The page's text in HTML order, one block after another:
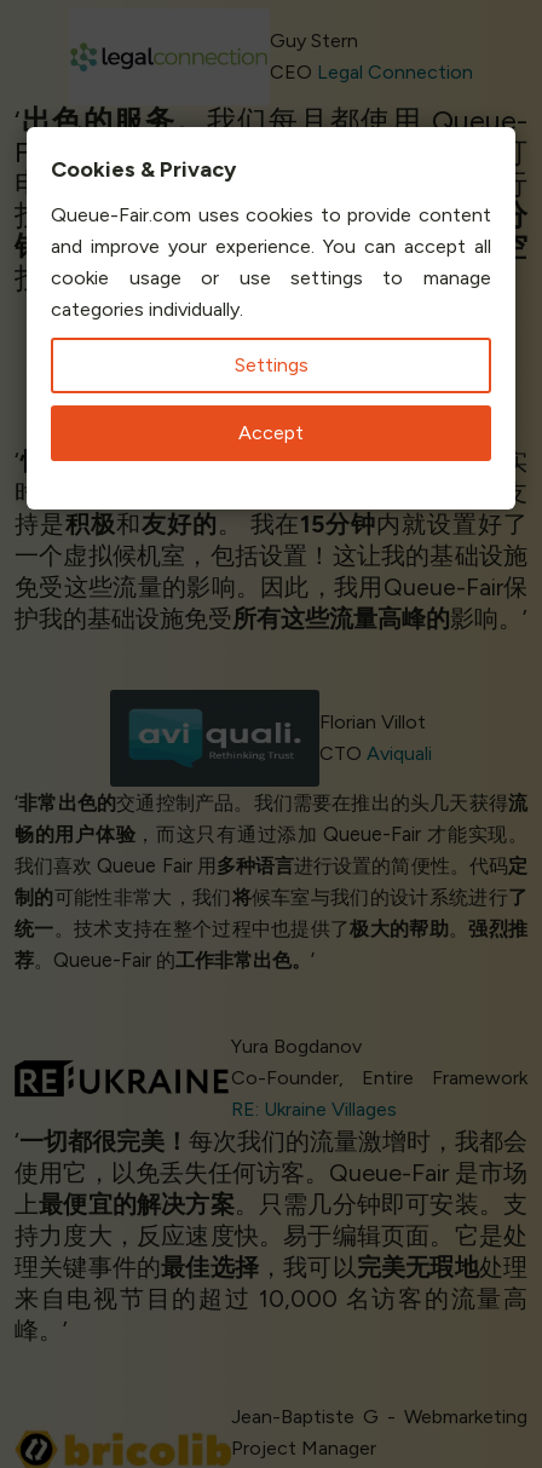
Guy Stern
CEO Legal Connection
‘出色的服务。我们每月都使用 Queue-
Fair，
效果 一直
。我们在周日晚上打
电话给 Queue-Fair，因为我们正在进行
投递。他们立即接听了电话，并在五分
钟内解决了问题！他们 挽救了我们的空
投，并且非常迅速地完成了所有工作！’
Daniel Böning - Founder
Thrift'd
‘惊人的和容易的产品!Queue-Fair真的很美。
实
时设置参数如此简单，而且也很容易整合。 支
持是积极和友好的。 我在15分钟内就设置好了
一个虚拟候机室，包括设置！这让我的基础设施
免受这些流量的影响。因此，我用Queue-Fair保
护我的基础设施免受所有这些流量高峰的影响。’
Florian Villot
CTO Aviquali
‘非常出色的交通控制产品。我们需要在推出的头几天获得流
畅的用户体验 ，而这只有通过添加 Queue-Fair 才能实现。
我们喜欢 Queue Fair 用多种语言进行设置的简便性。代码定
制的可能性非常大，我们将候车室与我们的设计系统进行了
统一。技术支持在整个过程中也提供了极大的帮助。强烈推
荐。Queue-Fair 的工作非常出色。 ’
Yura Bogdanov
Co-Founder, Entire Framework
RE: Ukraine Villages
‘一切都很完美！ 每次我们的流量激增时，我都会
使用它，以免丢失任何访客。Queue-Fair 是市场
上最便宜的解决方案。只需几分钟即可安装。支
持力度大，反应速度快。易于编辑页面。它是处
理关键事件的最佳选择 ，我可以完美无瑕地处理
来自电视节目的超过 10,000 名访客的流量高
峰。’
Jean-Baptiste G - Webmarketing
Project Manager
Cookies & Privacy
Queue-Fair.com uses cookies to provide content
and improve your experience. You can accept all
cookie usage or use settings to manage
categories individually.
Settings
Accept